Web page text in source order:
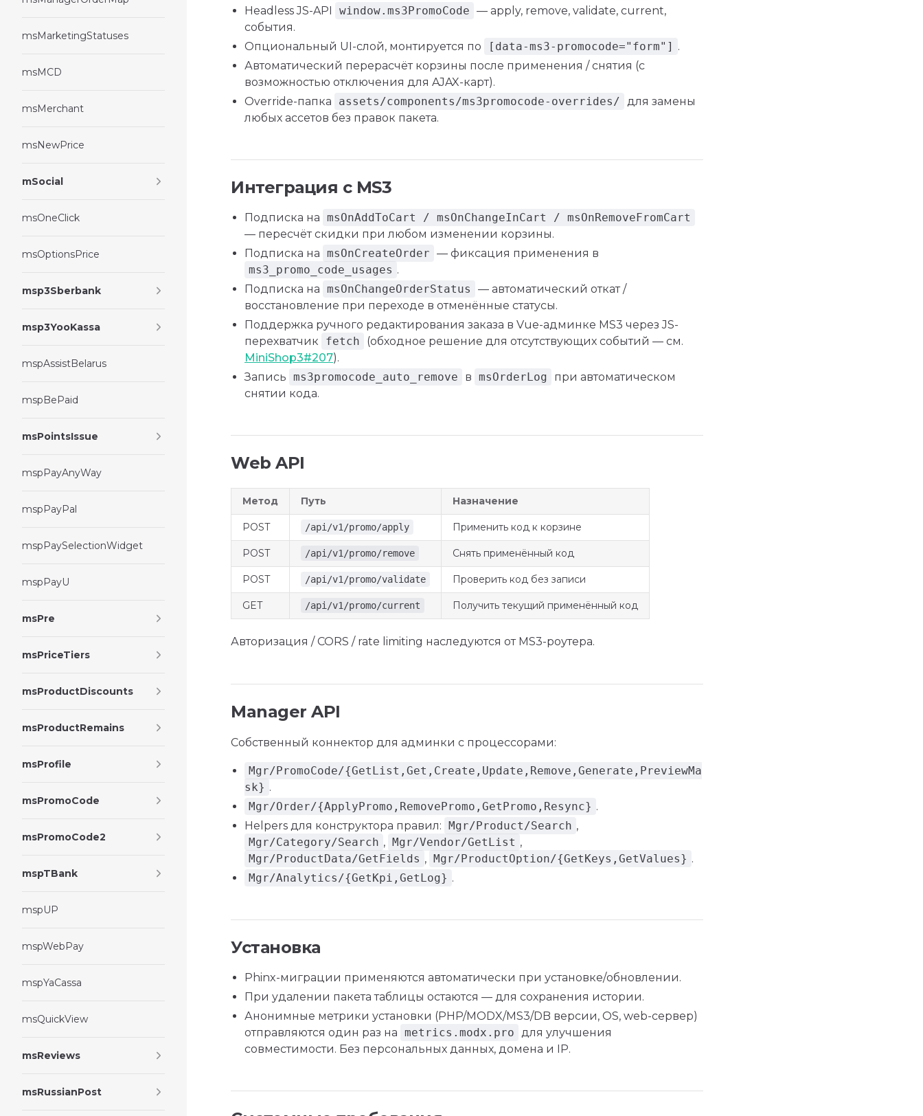
msMarketingStatuses
msMCD
msMerchant
msNewPrice
mSocial
msOneClick
msOptionsPrice
msp3Sberbank
msp3YooKassa
mspAssistBelarus
mspBePaid
msPointsIssue
mspPayAnyWay
mspPayPal
mspPaySelectionWidget
mspPayU
msPre
msPriceTiers
msProductDiscounts
msProductRemains
msProfile
msPromoCode
msPromoCode2
mspTBank
mspUP
mspWebPay
mspYaCassa
msQuickView
msReviews
msRussianPost
Headless JS-API
window.ms3PromoCode — apply, remove, validate, current,
события.
Опциональный UI-слой, монтируется по
[data-ms3-promocode="form"] .
Автоматический перерасчёт корзины после применения / снятия (с
возможностью отключения для AJAX-карт).
Override-папка
assets/components/ms3promocode-overrides/ для замены
любых ассетов без правок пакета.
Интеграция с MS3
Подписка на msOnAddToCart / msOnChangeInCart / msOnRemoveFromCart
— пересчёт скидки при любом изменении корзины.
Подписка на msOnCreateOrder — фиксация применения в
ms3_promo_code_usages .
Подписка на msOnChangeOrderStatus
— автоматический откат /
восстановление при переходе в отменённые статусы.
Поддержка ручного редактирования заказа в Vue-админке MS3 через JS-
перехватчик
fetch
(обходное решение для отсутствующих событий — см.
MiniShop3#207).
Запись ms3promocode_auto_remove в msOrderLog
при автоматическом
снятии кода.
Web API
Метод Путь Назначение
POST /api/v1/promo/apply Применить код к корзине
POST /api/v1/promo/remove Снять применённый код
POST /api/v1/promo/validate Проверить код без записи
GET /api/v1/promo/current Получить текущий применённый код
Авторизация / CORS / rate limiting наследуются от MS3-роутера.
Manager API
Собственный коннектор для админки с процессорами:
Mgr/PromoCode/{GetList,Get,Create,Update,Remove,Generate,PreviewMa
sk} .
Mgr/Order/{ApplyPromo,RemovePromo,GetPromo,Resync} .
Helpers для конструктора правил: Mgr/Product/Search ,
Mgr/Category/Search , Mgr/Vendor/GetList ,
Mgr/ProductData/GetFields , Mgr/ProductOption/{GetKeys,GetValues} .
Mgr/Analytics/{GetKpi,GetLog} .
Установка
Phinx-миграции применяются автоматически при установке/обновлении.
При удалении пакета таблицы остаются — для сохранения истории.
Анонимные метрики установки (PHP/MODX/MS3/DB версии, OS, web-сервер)
отправляются один раз на metrics.modx.pro для улучшения
совместимости. Без персональных данных, домена и IP.